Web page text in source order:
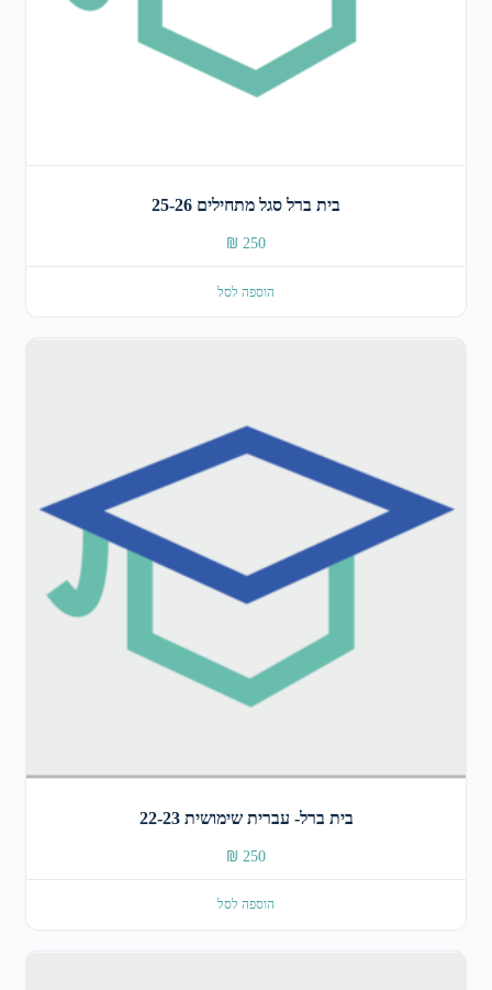
בית ברל סגל מתחילים 25-26
₪ 250
הוספה לסל
בית ברל- עברית שימושית 22-23
₪ 250
הוספה לסל